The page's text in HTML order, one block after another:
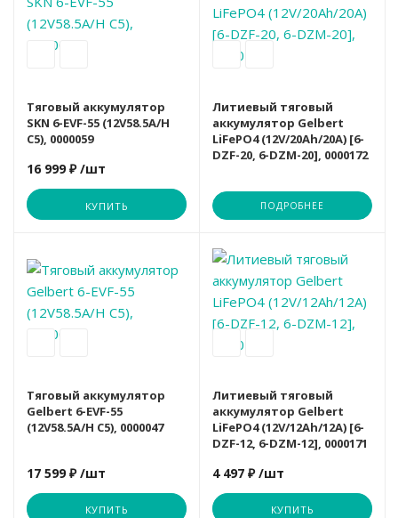
Тяговый аккумулятор
SKN 6-EVF-55 (12V58.5A/H
C5), 0000059
16 999 ₽/шт
КУПИТЬ
Литиевый тяговый
аккумулятор Gelbert
LiFePO4 (12V/20Ah/20A) [6-
DZF-20, 6-DZM-20], 0000172
ПОДРОБНЕЕ
Тяговый аккумулятор
Gelbert 6-EVF-55
(12V58.5A/H C5), 0000047
17 599 ₽/шт
КУПИТЬ
Акция
Литиевый тяговый
аккумулятор Gelbert
LiFePO4 (12V/12Ah/12A) [6-
DZF-12, 6-DZM-12], 0000171
4 497 ₽/шт
КУПИТЬ